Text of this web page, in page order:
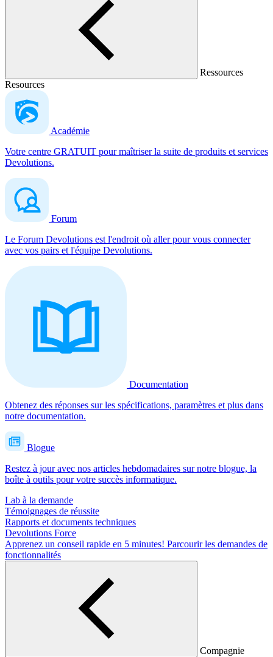
Ressources
Resources
Académie
Votre centre GRATUIT pour maîtriser la suite de produits et services
Devolutions.
Forum
Le Forum Devolutions est l'endroit où aller pour vous connecter
avec vos pairs et l'équipe Devolutions.
Documentation
Obtenez des réponses sur les spécifications, paramètres et plus dans
notre documentation.
Blogue
Restez à jour avec nos articles hebdomadaires sur notre blogue, la
boîte à outils pour votre succès informatique.
Lab à la demande
Témoignages de réussite
Rapports et documents techniques
Devolutions Force
Apprenez un conseil rapide en 5 minutes! Parcourir les demandes de
fonctionnalités
Compagnie